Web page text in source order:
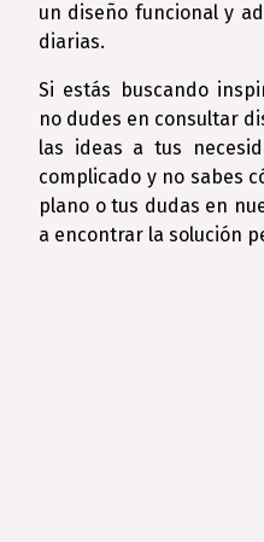
un diseño funcional y
diarias.
Si estás buscando
no dudes en consultar
las ideas a tus
complicado y no sabes
plano o tus dudas en
a encontrar la solución